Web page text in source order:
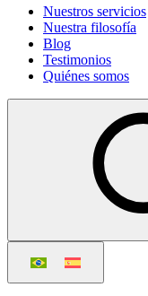
Nuestros servicios
Nuestra filosofía
Blog
Testimonios
Quiénes somos